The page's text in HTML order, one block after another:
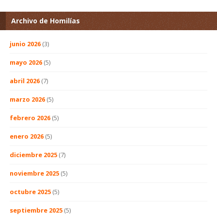
Archivo de Homilías
junio 2026 (3)
mayo 2026 (5)
abril 2026 (7)
marzo 2026 (5)
febrero 2026 (5)
enero 2026 (5)
diciembre 2025 (7)
noviembre 2025 (5)
octubre 2025 (5)
septiembre 2025 (5)